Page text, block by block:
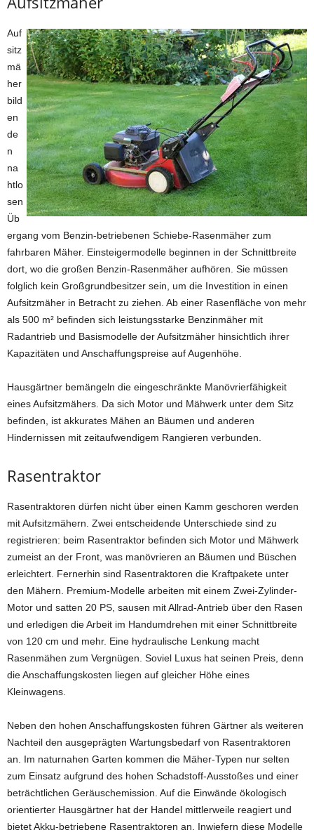
Auf
sitz
mä
her
bild
en
de
n
na
htlo
sen
Üb
ergang vom Benzin-betriebenen Schiebe-Rasenmäher zum
fahrbaren Mäher. Einsteigermodelle beginnen in der Schnittbreite
dort, wo die großen Benzin-Rasenmäher aufhören. Sie müssen
folglich kein Großgrundbesitzer sein, um die Investition in einen
Aufsitzmäher in Betracht zu ziehen. Ab einer Rasenfläche von mehr
als 500 m² befinden sich leistungsstarke Benzinmäher mit
Radantrieb und Basismodelle der Aufsitzmäher hinsichtlich ihrer
Kapazitäten und Anschaffungspreise auf Augenhöhe.
Hausgärtner bemängeln die eingeschränkte Manövrierfähigkeit
eines Aufsitzmähers. Da sich Motor und Mähwerk unter dem Sitz
befinden, ist akkurates Mähen an Bäumen und anderen
Hindernissen mit zeitaufwendigem Rangieren verbunden.
Rasentraktor
Rasentraktoren dürfen nicht über einen Kamm geschoren werden
mit Aufsitzmähern. Zwei entscheidende Unterschiede sind zu
registrieren: beim Rasentraktor befinden sich Motor und Mähwerk
zumeist an der Front, was manövrieren an Bäumen und Büschen
erleichtert. Fernerhin sind Rasentraktoren die Kraftpakete unter
den Mähern. Premium-Modelle arbeiten mit einem Zwei-Zylinder-
Motor und satten 20 PS, sausen mit Allrad-Antrieb über den Rasen
und erledigen die Arbeit im Handumdrehen mit einer Schnittbreite
von 120 cm und mehr. Eine hydraulische Lenkung macht
Rasenmähen zum Vergnügen. Soviel Luxus hat seinen Preis, denn
die Anschaffungskosten liegen auf gleicher Höhe eines
Kleinwagens.
Neben den hohen Anschaffungskosten führen Gärtner als weiteren
Nachteil den ausgeprägten Wartungsbedarf von Rasentraktoren
an. Im naturnahen Garten kommen die Mäher-Typen nur selten
zum Einsatz aufgrund des hohen Schadstoff-Ausstoßes und einer
beträchtlichen Geräuschemission. Auf die Einwände ökologisch
orientierter Hausgärtner hat der Handel mittlerweile reagiert und
bietet Akku-betriebene Rasentraktoren an. Inwiefern diese Modelle